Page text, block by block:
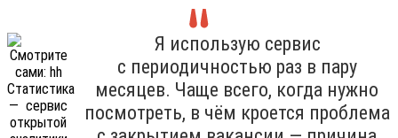
Я использую сервис
с периодичностью раз в пару
месяцев. Чаще всего, когда нужно
посмотреть, в чём кроется проблема